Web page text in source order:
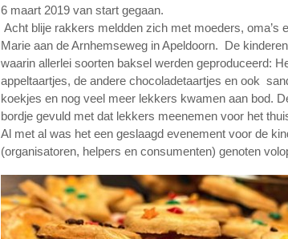
6 maart 2019 van start gegaan.
Acht blije rakkers meldden zich met moeders, oma’s
Marie aan de Arnhemseweg in Apeldoorn. De
waarin allerlei soorten baksel werden geproduceerd:
appeltaartjes, de andere chocoladetaartjes en ook
koekjes en nog veel meer lekkers kwamen aan bod.
bordje gevuld met dat lekkers meenemen voor het
Al met al was het een geslaagd evenement voor de
(organisatoren, helpers en consumenten) genoten